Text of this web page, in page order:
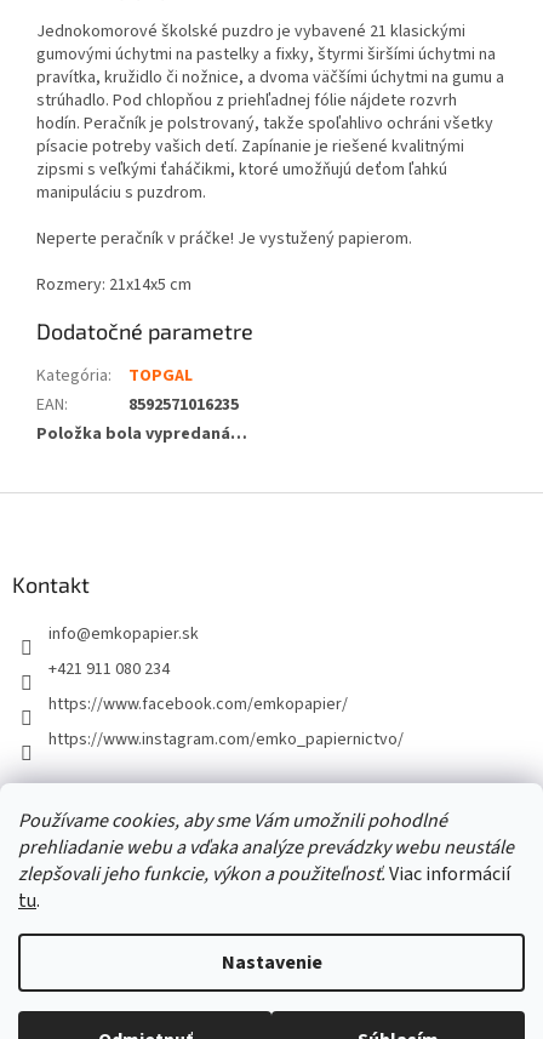
Používame cookies, aby sme Vám umožnili pohodlné
prehliadanie webu a vďaka analýze prevádzky webu neustále
zlepšovali jeho funkcie, výkon a použiteľnosť.Viac informácií
tu.
Nastavenie
Jednokomorové školské puzdro je vybavené 21 klasickými
gumovými úchytmi na pastelky a fixky, štyrmi širšími úchytmi na
pravítka, kružidlo či nožnice, a dvoma väčšími úchytmi na gumu a
strúhadlo. Pod chlopňou z priehľadnej fólie nájdete rozvrh
hodín. Peračník je polstrovaný, takže spoľahlivo ochráni všetky
písacie potreby vašich detí. Zapínanie je riešené kvalitnými
zipsmi s veľkými ťaháčikmi, ktoré umožňujú deťom ľahkú
manipuláciu s puzdrom.
Neperte peračník v práčke! Je vystužený papierom.
Rozmery: 21x14x5 cm
Dodatočné parametre
Kategória:
TOPGAL
EAN:
8592571016235
Položka bola vypredaná…
Kontakt
info@emkopapier.sk
+421 911 080 234
https://www.facebook.com/emkopapier/
https://www.instagram.com/emko_papiernictvo/
Facebook
Copyright 2026EMKOpapier. Všetky práva vyhradené.Upraviť